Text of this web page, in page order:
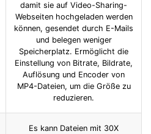
damit sie auf Video-Sharing-
Webseiten hochgeladen werden
können, gesendet durch E-Mails
und belegen weniger
Speicherplatz. Ermöglicht die
Einstellung von Bitrate, Bildrate,
Auflösung und Encoder von
MP4-Dateien, um die Größe zu
reduzieren.
Es kann Dateien mit 30X